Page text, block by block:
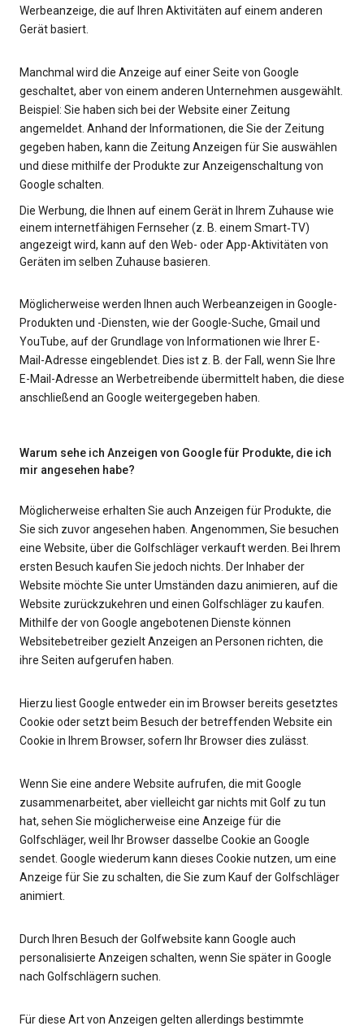
Werbeanzeige, die auf Ihren Aktivitäten auf einem anderen
Gerät basiert.
Manchmal wird die Anzeige auf einer Seite von Google
geschaltet, aber von einem anderen Unternehmen ausgewählt.
Beispiel: Sie haben sich bei der Website einer Zeitung
angemeldet. Anhand der Informationen, die Sie der Zeitung
gegeben haben, kann die Zeitung Anzeigen für Sie auswählen
und diese mithilfe der Produkte zur Anzeigenschaltung von
Google schalten.
Die Werbung, die Ihnen auf einem Gerät in Ihrem Zuhause wie
einem internetfähigen Fernseher (z. B. einem Smart‑TV)
angezeigt wird, kann auf den Web- oder App-Aktivitäten von
Geräten im selben Zuhause basieren.
Möglicherweise werden Ihnen auch Werbeanzeigen in Google-
Produkten und -Diensten, wie der Google-Suche, Gmail und
YouTube, auf der Grundlage von Informationen wie Ihrer E-
Mail-Adresse eingeblendet. Dies ist z. B. der Fall, wenn Sie Ihre
E-Mail-Adresse an Werbetreibende übermittelt haben, die diese
anschließend an Google weitergegeben haben.
Warum sehe ich Anzeigen von Google für Produkte, die ich
mir angesehen habe?
Möglicherweise erhalten Sie auch Anzeigen für Produkte, die
Sie sich zuvor angesehen haben. Angenommen, Sie besuchen
eine Website, über die Golfschläger verkauft werden. Bei Ihrem
ersten Besuch kaufen Sie jedoch nichts. Der Inhaber der
Website möchte Sie unter Umständen dazu animieren, auf die
Website zurückzukehren und einen Golfschläger zu kaufen.
Mithilfe der von Google angebotenen Dienste können
Websitebetreiber gezielt Anzeigen an Personen richten, die
ihre Seiten aufgerufen haben.
Hierzu liest Google entweder ein im Browser bereits gesetztes
Cookie oder setzt beim Besuch der betreffenden Website ein
Cookie in Ihrem Browser, sofern Ihr Browser dies zulässt.
Wenn Sie eine andere Website aufrufen, die mit Google
zusammenarbeitet, aber vielleicht gar nichts mit Golf zu tun
hat, sehen Sie möglicherweise eine Anzeige für die
Golfschläger, weil Ihr Browser dasselbe Cookie an Google
sendet. Google wiederum kann dieses Cookie nutzen, um eine
Anzeige für Sie zu schalten, die Sie zum Kauf der Golfschläger
animiert.
Durch Ihren Besuch der Golfwebsite kann Google auch
personalisierte Anzeigen schalten, wenn Sie später in Google
nach Golfschlägern suchen.
Für diese Art von Anzeigen gelten allerdings bestimmte